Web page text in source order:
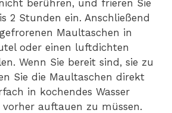
berühren, und frieren Sie
2 Stunden ein. Anschließend
Maultaschen in
oder einen luftdichten
Wenn Sie bereit sind, sie zu
Sie die Maultaschen direkt
in kochendes Wasser
vorher auftauen zu müssen.